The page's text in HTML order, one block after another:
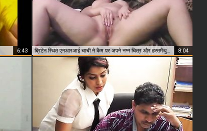
6:43 ब्रिटेन स्थित एनआरआई चाची ने कैम पर अपने नग्न चित्र और हस्तमैथुन का खुलासा किया 8:04